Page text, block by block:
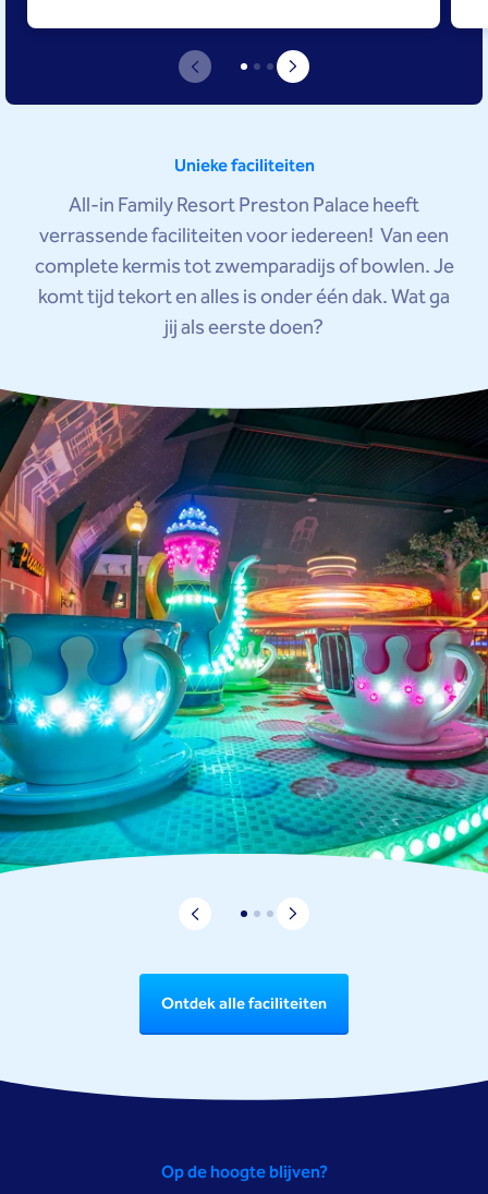
Unieke faciliteiten
All-in Family Resort Preston Palace heeft
verrassende faciliteiten voor iedereen! Van een
complete kermis tot zwemparadijs of bowlen. Je
komt tijd tekort en alles is onder één dak. Wat ga
jij als eerste doen?
Ontdek alle faciliteiten
Op de hoogte blijven?